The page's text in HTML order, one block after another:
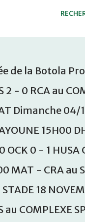
de la Botola
- 0 RCA au
Dimanche 04/
15H00
OCK 0 - 1 HUSA
MAT - CRA au
18
COMPLEXE